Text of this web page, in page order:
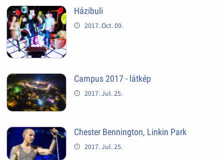
Házibuli
2017. Oct. 09.
Campus 2017 - látkép
2017. Jul. 25.
Chester Bennington, Linkin Park
2017. Jul. 25.